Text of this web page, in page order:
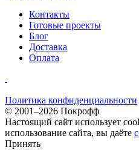
Контакты
Готовые проекты
Блог
Доставка
Оплата
Политика конфиденциальности
© 2001–2026 Покрофф
Настоящий сайт использует
использование сайта, вы даёте
Принять